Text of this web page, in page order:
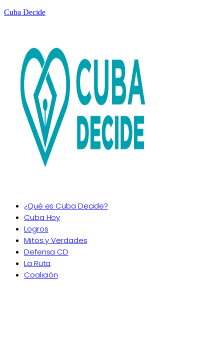
Cuba Decide
¿Qué es Cuba Decide?
Cuba Hoy
Logros
Mitos y Verdades
Defensa CD
La Ruta
Coalición